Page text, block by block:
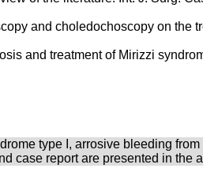
and choledochoscopy on the
and treatment of Mirizzi
type I, arrosive bleeding from
case report are presented in the